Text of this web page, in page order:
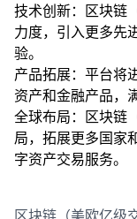
技术创新：区块链
力度，引入更多先
验。
产品拓展：平台将
资产和金融产品，
全球布局：区块链
局，拓展更多国家
字资产交易服务。